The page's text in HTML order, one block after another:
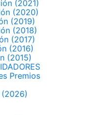
(2021)
(2020)
(2019)
(2018)
(2017)
(2016)
(2015)
Premios
(2026)